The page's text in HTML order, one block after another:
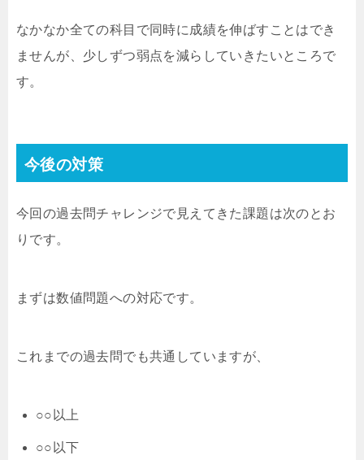
なかなか全ての科目で同時に成績を伸ばすことはでき
ませんが、少しずつ弱点を減らしていきたいところで
す。
今後の対策
今回の過去問チャレンジで見えてきた課題は次のとお
りです。
まずは数値問題への対応です。
これまでの過去問でも共通していますが、
○○以上
○○以下